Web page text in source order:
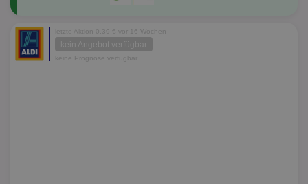
letzte Aktion 0,39 € vor 16 Wochen
kein Angebot verfügbar
keine Prognose verfügbar